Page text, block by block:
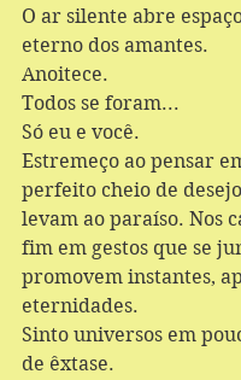
O ar silente abre
eterno dos amantes.
Anoitece.
Todos se foram...
Só eu e você.
Estremeço ao pensar
perfeito cheio de
levam ao paraíso. Nos
fim em gestos que se
promovem instantes,
eternidades.
Sinto universos em
de êxtase.